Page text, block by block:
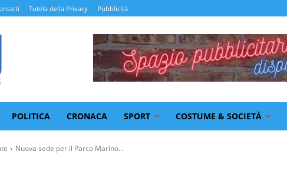
Tutela della Privacy Pubblicità
POLITICA CRONACA SPORT COSTUME & SOCIETÀ
Nuova sede per il Parco Marino...